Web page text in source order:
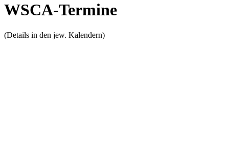
WSCA-Termine
(Details in den jew. Kalendern)